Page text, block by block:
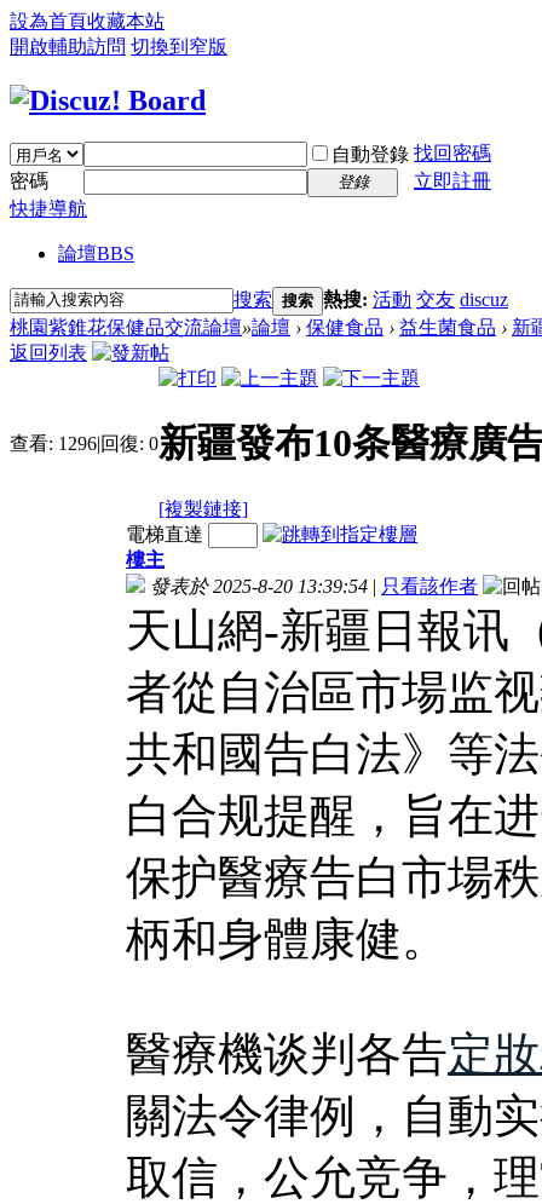
設為首頁收藏本站
開啟輔助訪問 切換到窄版
自動登錄 找回密碼
密碼
登錄
立即註冊
快捷導航
論壇BBS
搜索 搜索 熱搜: 活動 交友 discuz
桃園紫錐花保健品交流論壇»論壇 › 保健食品 › 益生菌食品 › 新
返回列表
查看: 1296|回復: 0新疆發布10条醫療廣
[複製鏈接]
電梯直達
樓主
發表於 2025-8-20 13:39:54 | 只看該作者
天山網-新疆日報讯
者從自治區市場监
共和國告白法》等
白合规提醒，旨在
保护醫療告白市場
柄和身體康健。
醫療機谈判各告定
關法令律例，自動
取信，公允竞争，